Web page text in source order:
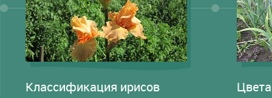
Классификация ирисов